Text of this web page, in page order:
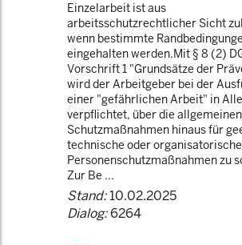
Einzelarbeit ist aus
arbeitsschutzrechtlicher Sicht
wenn bestimmte
eingehalten werden.Mit § 8 (2)
Vorschrift 1 "Grundsätze der
wird der Arbeitgeber bei der
einer "gefährlichen Arbeit" in
verpflichtet, über die allgemeinen
Schutzmaßnahmen hinaus für
technische oder organisatorische
Personenschutzmaßnahmen zu
Zur Be ...
Stand:10.02.2025
Dialog:6264